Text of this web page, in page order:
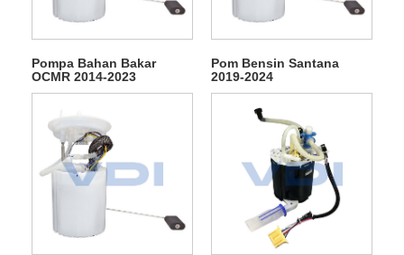
Pompa Bahan Bakar
OCMR 2014-2023
Pom Bensin Santana
2019-2024